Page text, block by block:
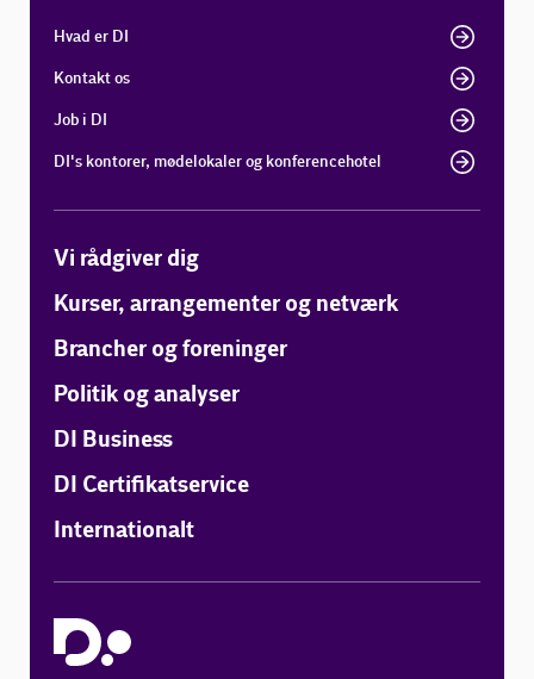
Hvad er DI
Kontakt os
Job i DI
DI's kontorer, mødelokaler og konferencehotel
Vi rådgiver dig
Kurser, arrangementer og netværk
Brancher og foreninger
Politik og analyser
DI Business
DI Certifikatservice
Internationalt